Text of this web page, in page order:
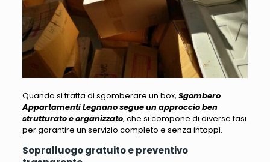
Quando si tratta di sgomberare un box, Sgombero
Appartamenti Legnano segue un approccio ben
strutturato e organizzato, che si compone di diverse fasi
per garantire un servizio completo e senza intoppi.
Sopralluogo gratuito e preventivo